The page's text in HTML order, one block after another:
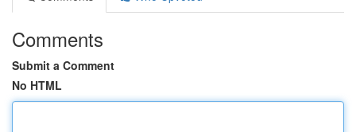
Comments
Submit a Comment
No HTML